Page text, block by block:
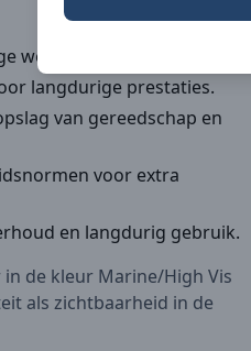
werkomstandigheden.
langdurige prestaties.
van gereedschap en
voor extra
en langdurig gebruik.
de kleur Marine/High Vis
als zichtbaarheid in de